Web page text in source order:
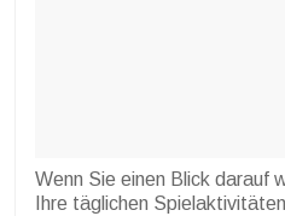
Wenn Sie einen Blick darauf
Ihre täglichen